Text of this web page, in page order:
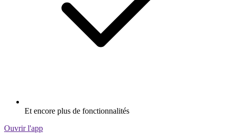
Et encore plus de fonctionnalités
Ouvrir l'app